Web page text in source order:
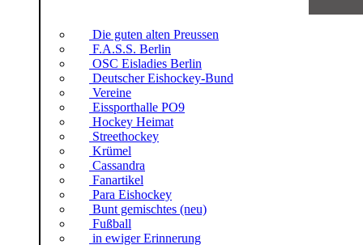
Die guten alten Preussen
F.A.S.S. Berlin
OSC Eisladies Berlin
Deutscher Eishockey-Bund
Vereine
Eissporthalle PO9
Hockey Heimat
Streethockey
Krümel
Cassandra
Fanartikel
Para Eishockey
Bunt gemischtes (neu)
Fußball
in ewiger Erinnerung